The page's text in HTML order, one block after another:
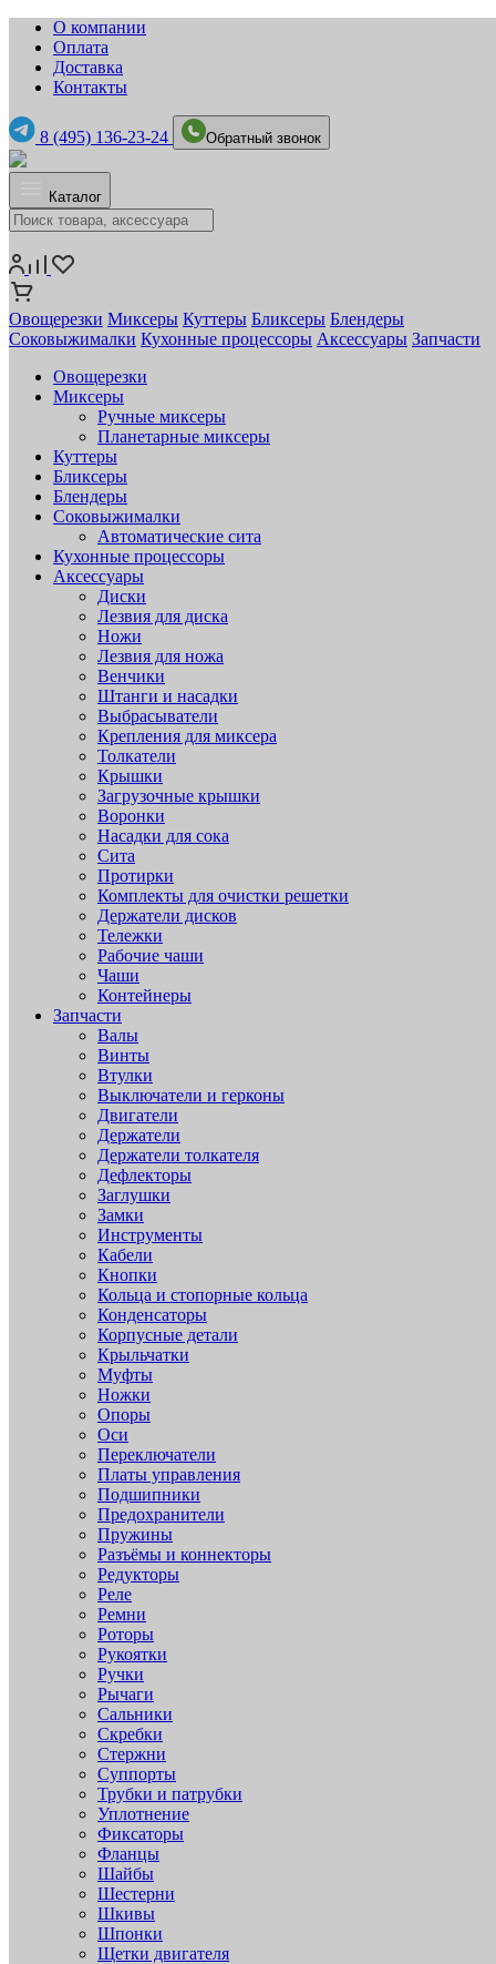
О компании
Оплата
Доставка
Контакты
8 (495) 136-23-24 Обратный звонок
Каталог
Овощерезки Миксеры Куттеры Бликсеры Блендеры
Соковыжималки Кухонные процессоры Аксессуары Запчасти
Овощерезки
Миксеры
Ручные миксеры
Планетарные миксеры
Куттеры
Бликсеры
Блендеры
Соковыжималки
Автоматические сита
Кухонные процессоры
Аксессуары
Диски
Лезвия для диска
Ножи
Лезвия для ножа
Венчики
Штанги и насадки
Выбрасыватели
Крепления для миксера
Толкатели
Крышки
Загрузочные крышки
Воронки
Насадки для сока
Сита
Протирки
Комплекты для очистки решетки
Держатели дисков
Тележки
Рабочие чаши
Чаши
Контейнеры
Запчасти
Валы
Винты
Втулки
Выключатели и герконы
Двигатели
Держатели
Держатели толкателя
Дефлекторы
Заглушки
Замки
Инструменты
Кабели
Кнопки
Кольца и стопорные кольца
Конденсаторы
Корпусные детали
Крыльчатки
Муфты
Ножки
Опоры
Оси
Переключатели
Платы управления
Подшипники
Предохранители
Пружины
Разъёмы и коннекторы
Редукторы
Реле
Ремни
Роторы
Рукоятки
Ручки
Рычаги
Сальники
Скребки
Стержни
Суппорты
Трубки и патрубки
Уплотнение
Фиксаторы
Фланцы
Шайбы
Шестерни
Шкивы
Шпонки
Щетки двигателя